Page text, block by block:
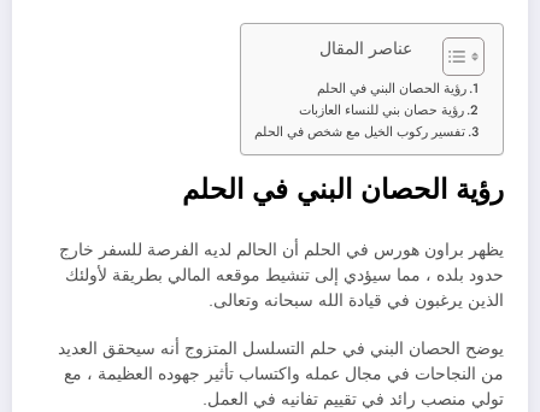
عناصر المقال
رؤية الحصان البني في الحلم
رؤية حصان بني للنساء العازبات
تفسير ركوب الخيل مع شخص في الحلم
رؤية الحصان البني في الحلم
يظهر براون هورس في الحلم أن الحالم لديه الفرصة للسفر خارج
حدود بلده ، مما سيؤدي إلى تنشيط موقعه المالي بطريقة لأولئك
الذين يرغبون في قيادة الله سبحانه وتعالى.
يوضح الحصان البني في حلم التسلسل المتزوج أنه سيحقق العديد
من النجاحات في مجال عمله واكتساب تأثير جهوده العظيمة ، مع
تولي منصب رائد في تقييم تفانيه في العمل.